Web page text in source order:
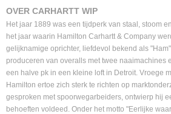
OVER CARHARTT WIP
Het jaar 1889 was een tijdperk van staal, stoom
het jaar waarin Hamilton Carhartt & Company
gelijknamige oprichter, liefdevol bekend als
produceren van overalls met twee naaimachines
een halve pk in een kleine loft in Detroit. Vroege
Hamilton ertoe zich sterk te richten op
gesproken met spoorwegarbeiders, ontwierp hij
behoeften voldeed. Onder het motto "Eerlijke